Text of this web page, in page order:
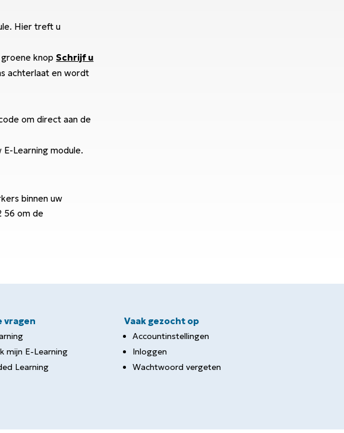
Hier treft u
groene knopSchrijf u
achterlaat en wordt
om direct aan de
E-Learning module.
binnen uw
56 om de
vragen
mijn E-Learning
Learning
Vaak gezocht op
Accountinstellingen
Inloggen
Wachtwoord vergeten